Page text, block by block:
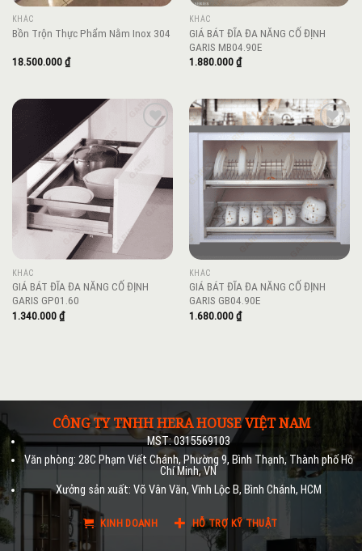
KHÁC
Bồn Trộn Thực Phẩm Nằm Inox 304
18.500.000₫
KHÁC
GIÁ BÁT ĐĨA ĐA NĂNG CỐ ĐỊNH
GARIS MB04.90E
1.880.000₫
Add to
wishlist
KHÁC
GIÁ BÁT ĐĨA ĐA NĂNG CỐ ĐỊNH
GARIS GP01.60
1.340.000₫
Add to
wishlist
KHÁC
GIÁ BÁT ĐĨA ĐA NĂNG CỐ ĐỊNH
GARIS GB04.90E
1.680.000₫
CÔNG TY TNHH HERA HOUSE VIỆT NAM
MST: 0315569103
Văn phòng: 28C Phạm Viết Chánh, Phường 9, Bình Thạnh, Thành phố Hồ
Chí Minh, VN
Xưởng sản xuất: Võ Vân Văn, Vĩnh Lộc B, Bình Chánh, HCM
KINH DOANH HỖ TRỢ KỸ THUẬT